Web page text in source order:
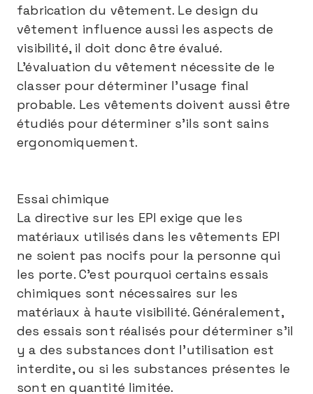
fabrication du vêtement. Le design du
vêtement influence aussi les aspects de
visibilité, il doit donc être évalué.
L’évaluation du vêtement nécessite de le
classer pour déterminer l’usage final
probable. Les vêtements doivent aussi être
étudiés pour déterminer s’ils sont sains
ergonomiquement.
Essai chimique
La directive sur les EPI exige que les
matériaux utilisés dans les vêtements EPI
ne soient pas nocifs pour la personne qui
les porte. C’est pourquoi certains essais
chimiques sont nécessaires sur les
matériaux à haute visibilité. Généralement,
des essais sont réalisés pour déterminer s’il
y a des substances dont l’utilisation est
interdite, ou si les substances présentes le
sont en quantité limitée.